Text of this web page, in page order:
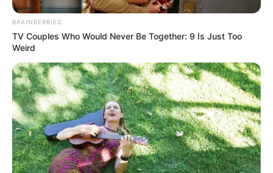
Ferienwohnungen, Ferienhäuser und Unterkünfte gibt
es unterwww.tourist-online.de
Insel Santo Antão in Kap Verde
BRAINBERRIES
TV Couples Who Would Never Be Together: 9 Is Just Too
Weird